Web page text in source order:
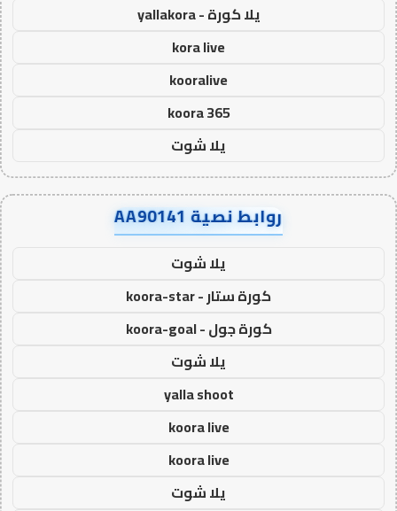
يلا كورة - yallakora
kora live
kooralive
koora 365
يلا شوت
روابط نصية AA90141
يلا شوت
كورة ستار - koora-star
كورة جول - koora-goal
يلا شوت
yalla shoot
koora live
koora live
يلا شوت